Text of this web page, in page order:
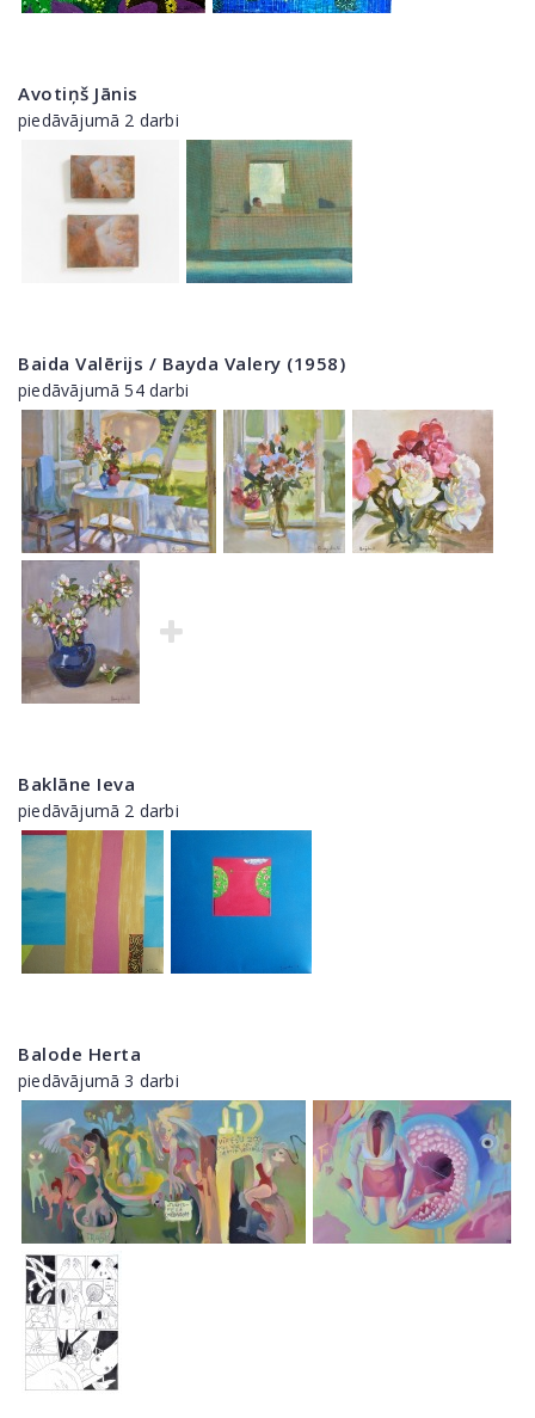
Avotiņš Jānis
piedāvājumā 2 darbi
Baida Valērijs / Bayda Valery (1958)
piedāvājumā 54 darbi
Baklāne Ieva
piedāvājumā 2 darbi
Balode Herta
piedāvājumā 3 darbi